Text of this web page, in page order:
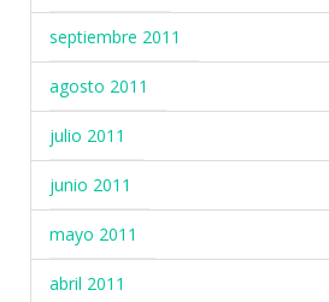
septiembre 2011
agosto 2011
julio 2011
junio 2011
mayo 2011
abril 2011